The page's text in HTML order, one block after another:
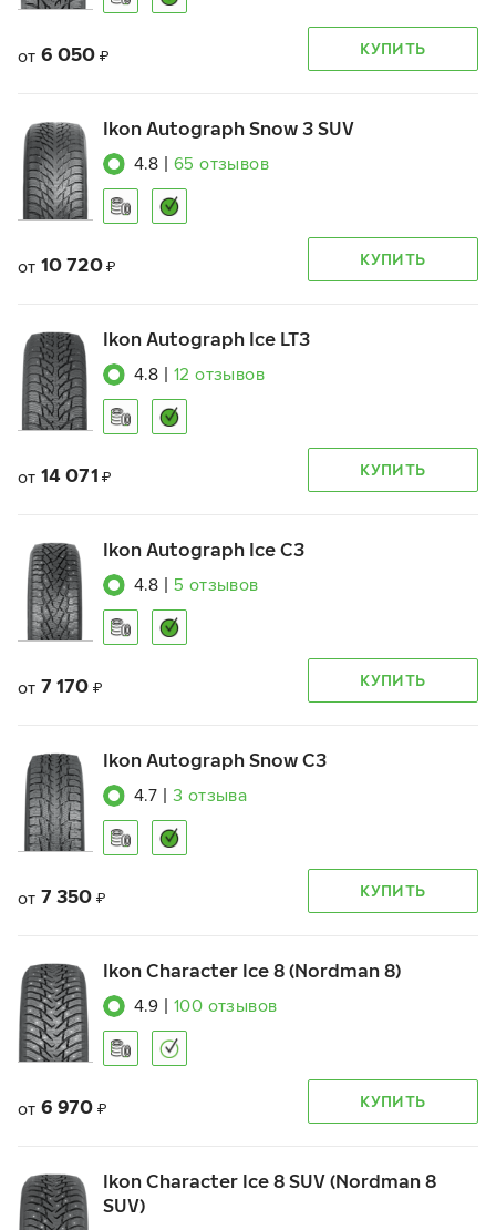
от 6 050 ₽ КУПИТЬ
Ikon Autograph Snow 3 SUV
4.8 65 отзывов
от 10 720 ₽ КУПИТЬ
Ikon Autograph Ice LT3
4.8 12 отзывов
от 14 071 ₽ КУПИТЬ
Ikon Autograph Ice C3
4.8 5 отзывов
от 7 170 ₽ КУПИТЬ
Ikon Autograph Snow C3
4.7 3 отзыва
от 7 350 ₽ КУПИТЬ
Ikon Character Ice 8 (Nordman 8)
4.9 100 отзывов
от 6 970 ₽ КУПИТЬ
Ikon Character Ice 8 SUV (Nordman 8
SUV)